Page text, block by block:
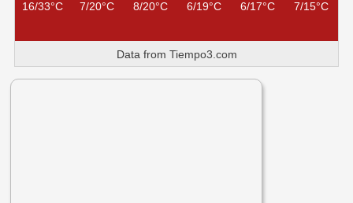
16/33°C 7/20°C 8/20°C 6/19°C 6/17°C 7/15°C
Data from Tiempo3.com